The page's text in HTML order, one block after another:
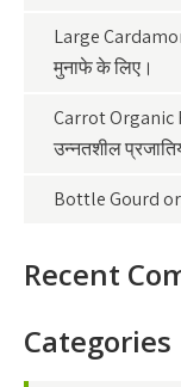
Large
मुनाफे के लिए।
Carrot Organic
उन्नतशील
Bottle Gourd
Recent
Categories